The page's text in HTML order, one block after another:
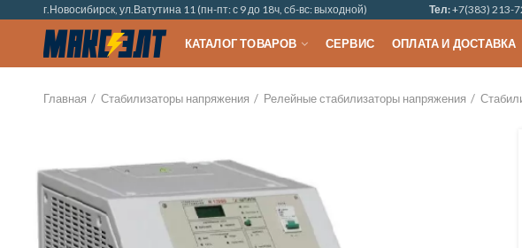
г.Новосибирск, ул.Ватутина 11 (пн-пт: с 9 до 18ч, сб-вс: выходной) Тел:+7(383) 213-
КАТАЛОГ ТОВАРОВ СЕРВИС ОПЛАТА И ДОСТАВКА
Главная Стабилизаторы напряжения Релейные стабилизаторы напряжения